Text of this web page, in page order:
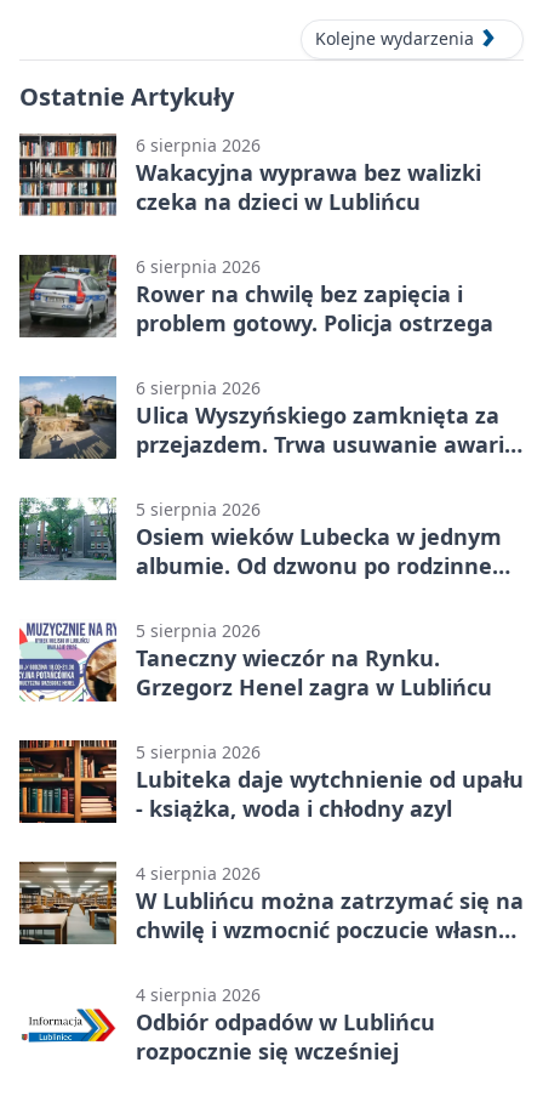
Kolejne wydarzenia
Ostatnie Artykuły
6 sierpnia 2026
Wakacyjna wyprawa bez walizki
czeka na dzieci w Lublińcu
6 sierpnia 2026
Rower na chwilę bez zapięcia i
problem gotowy. Policja ostrzega
6 sierpnia 2026
Ulica Wyszyńskiego zamknięta za
przejazdem. Trwa usuwanie awarii
5 sierpnia 2026
Osiem wieków Lubecka w jednym
albumie. Od dzwonu po rodzinne
5 sierpnia 2026
Taneczny wieczór na Rynku.
Grzegorz Henel zagra w Lublińcu
5 sierpnia 2026
Lubiteka daje wytchnienie od upału
- książka, woda i chłodny azyl
4 sierpnia 2026
W Lublińcu można zatrzymać się na
chwilę i wzmocnić poczucie własnej
4 sierpnia 2026
Odbiór odpadów w Lublińcu
rozpocznie się wcześniej